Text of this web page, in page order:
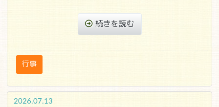
続きを読む
行事
2026.07.13